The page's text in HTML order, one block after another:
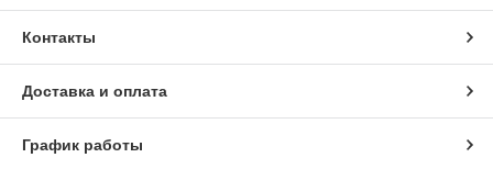
Контакты
Доставка и оплата
График работы